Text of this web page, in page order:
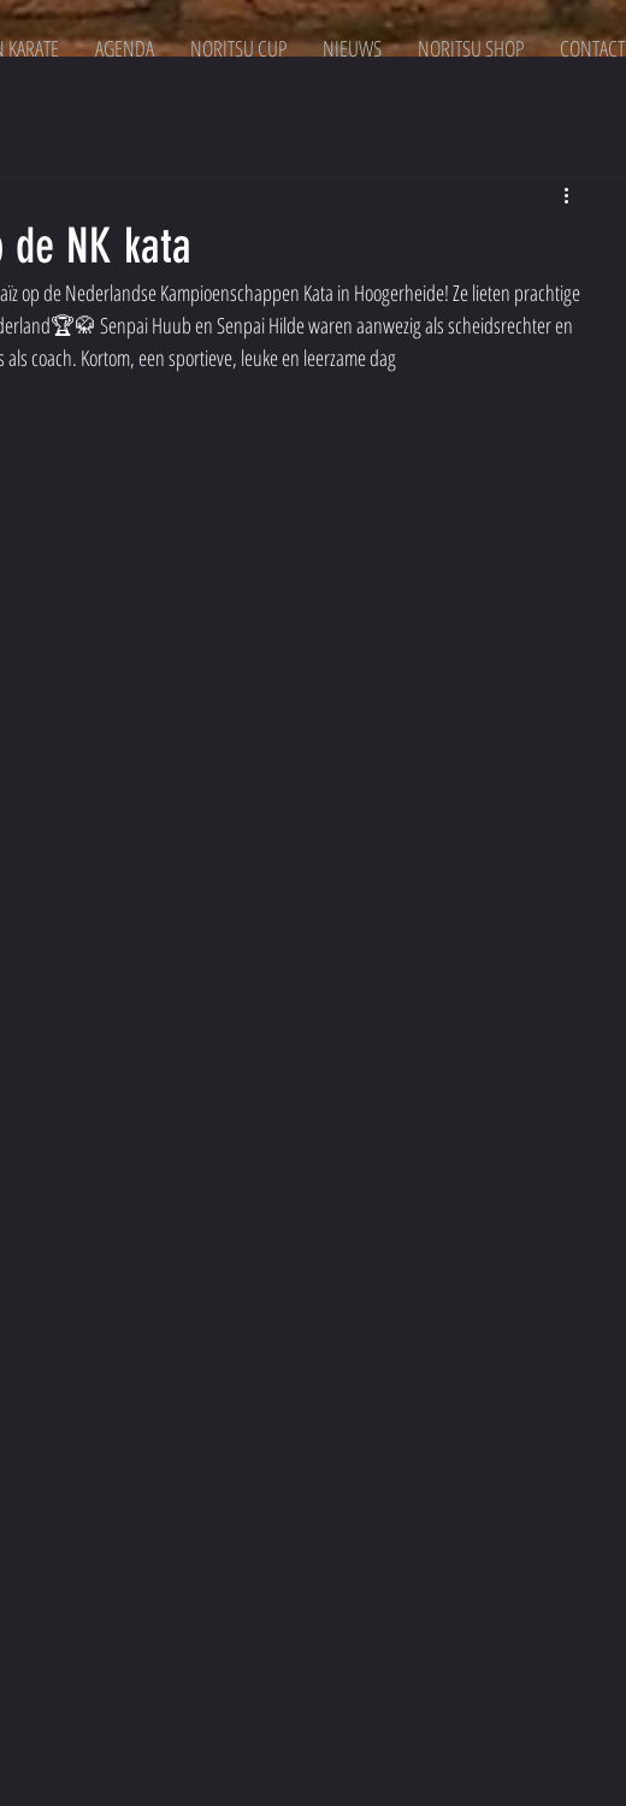
AGENDA NORITSU CUP NIEUWS NORITSU SHOP CONTACT
de NK kata
op de Nederlandse Kampioenschappen Kata in Hoogerheide! Ze lieten prachtige
Senpai Huub en Senpai Hilde waren aanwezig als scheidsrechter en
coach. Kortom, een sportieve, leuke en leerzame dag